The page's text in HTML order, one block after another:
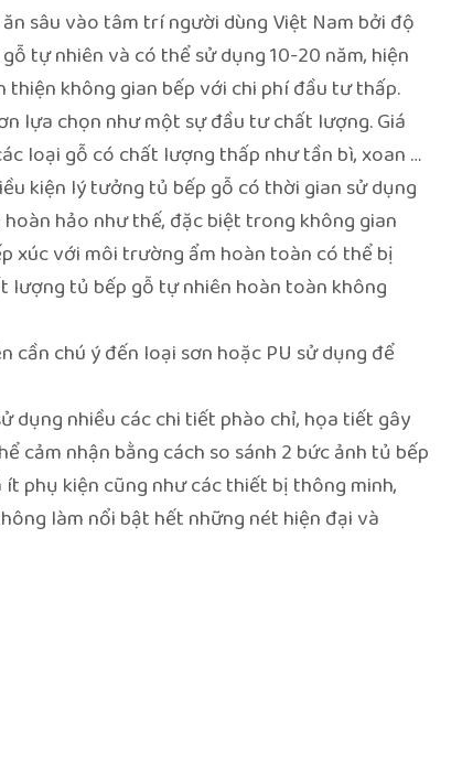
sâu vào tâm trí người dùng Việt Nam bởi độ
tự nhiên và có thể sử dụng 10-20 năm, hiện
không gian bếp với chi phí đầu tư thấp.
lựa chọn như một sự đầu tư chất lượng. Giá
loại gỗ có chất lượng thấp như tần bì, xoan …
kiện lý tưởng tủ bếp gỗ có thời gian sử dụng
hảo như thế, đặc biệt trong không gian
xúc với môi trường ẩm hoàn toàn có thể bị
lượng tủ bếp gỗ tự nhiên hoàn toàn không
cần chú ý đến loại sơn hoặc PU sử dụng để
nhiều các chi tiết phào chỉ, họa tiết gây
cảm nhận bằng cách so sánh 2 bức ảnh tủ bếp
phụ kiện cũng như các thiết bị thông minh,
làm nổi bật hết những nét hiện đại và